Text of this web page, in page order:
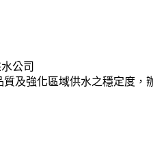
公司
及強化區域供水之穩定度，